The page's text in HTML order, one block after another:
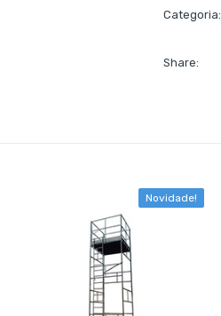
Categoria:
Share:
Novidade!